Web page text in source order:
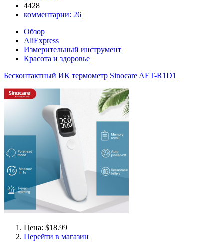
4428
комментарии: 26
Обзор
AliExpress
Измерительный инструмент
Красота и здоровье
Бесконтактный ИК термометр Sinocare AET-R1D1
Цена: $18.99
Перейти в магазин